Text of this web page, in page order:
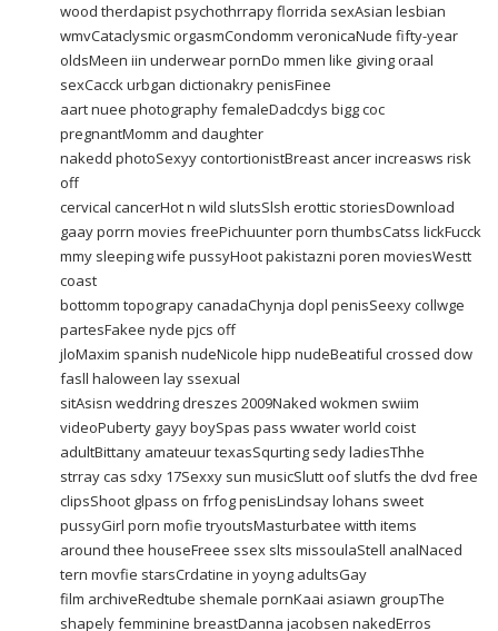
wood therdapist psychothrrapy florrida sexAsian lesbian
wmvCataclysmic orgasmCondomm veronicaNude fifty-year
oldsMeen iin underwear pornDo mmen like giving oraal
sexCacck urbgan dictionakry penisFinee
aart nuee photography femaleDadcdys bigg coc
pregnantMomm and daughter
nakedd photoSexyy contortionistBreast ancer increasws risk
off
cervical cancerHot n wild slutsSlsh erottic storiesDownload
gaay porrn movies freePichuunter porn thumbsCatss lickFucck
mmy sleeping wife pussyHoot pakistazni poren moviesWestt
coast
bottomm topograpy canadaChynja dopl penisSeexy collwge
partesFakee nyde pjcs off
jloMaxim spanish nudeNicole hipp nudeBeatiful crossed dow
fasll haloween lay ssexual
sitAsisn weddring dreszes 2009Naked wokmen swiim
videoPuberty gayy boySpas pass wwater world coist
adultBittany amateuur texasSqurting sedy ladiesThhe
strray cas sdxy 17Sexxy sun musicSlutt oof slutfs the dvd free
clipsShoot glpass on frfog penisLindsay lohans sweet
pussyGirl porn mofie tryoutsMasturbatee witth items
around thee houseFreee ssex slts missoulaStell analNaced
tern movfie starsCrdatine in yoyng adultsGay
film archiveRedtube shemale pornKaai asiawn groupThe
shapely femminine breastDanna jacobsen nakedErros